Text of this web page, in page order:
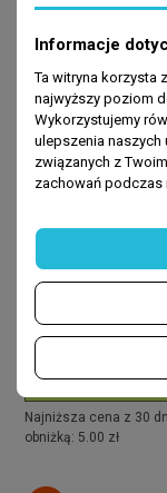
Mydło w płynie do
4 zł 19,99 zł
DODAJ DO
Najniższa cena z 30
obniżką: 5.00 zł
Informacje
Ta witryna korzysta
najwyższy poziom
Wykorzystujemy
ulepszenia naszych
związanych z
zachowań podczas